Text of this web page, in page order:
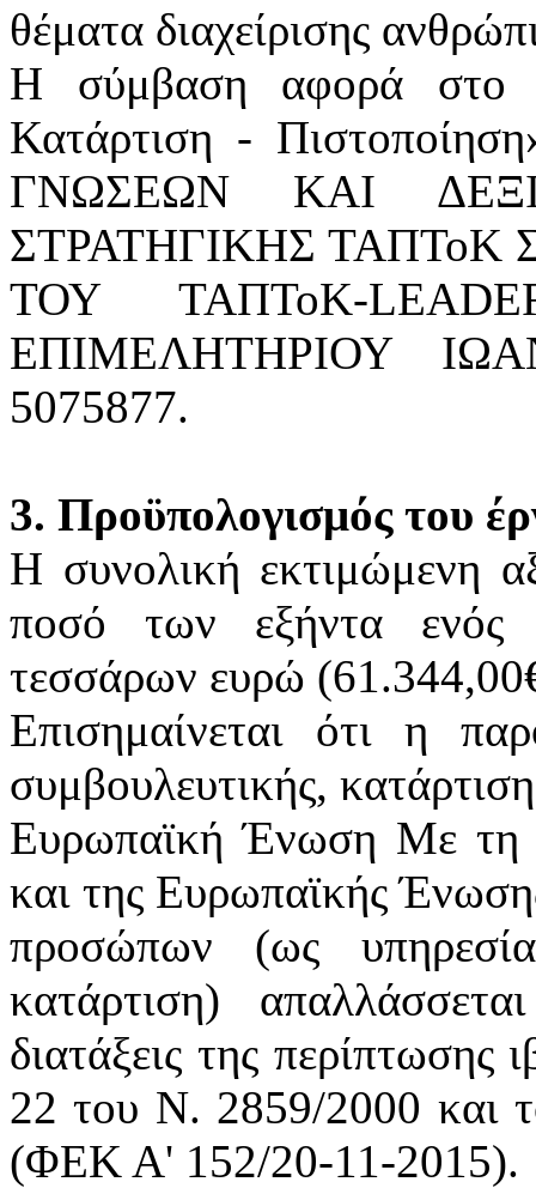
θέματα διαχείρισης
Η σύμβαση αφορά στο
Κατάρτιση -
ΓΝΩΣΕΩΝ ΚΑΙ
ΣΤΡΑΤΗΓΙΚΗΣ
ΤΟΥ ΤΑΠΤοΚ-
ΕΠΙΜΕΛΗΤΗΡΙΟΥ
5075877.
3. Προϋπολογισμός του
Η συνολική εκτιμώμενη
ποσό των εξήντα ενός
τεσσάρων ευρώ
Επισημαίνεται ότι η
συμβουλευτικής,
Ευρωπαϊκή Ένωση Με τη
και της Ευρωπαϊκής
προσώπων (ως
κατάρτιση)
διατάξεις της
22 του Ν. 2859/2000 και
(ΦΕΚ Α' 152/20-11-2015).